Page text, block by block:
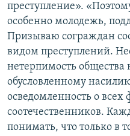
преступление».
особенно молодежь,
Призываю сограждан
видом преступлений.
нетерпимость
обусловленному
осведомленность о
соотечественников.
понимать, что только в